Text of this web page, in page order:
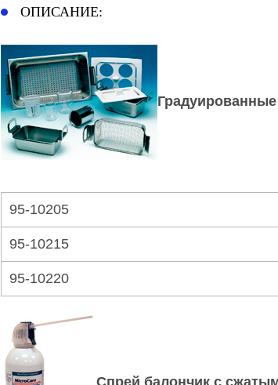
ОПИСАНИЕ:
95-10205
95-10215
95-10220
Спрей балончик с